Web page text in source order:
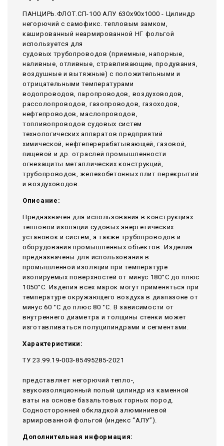
ПАНЦИРЬ.ФЛОТ.СП-100 АЛУ 630x90x1000 - Цилиндр
негорючий c самофикс. тепловым замком,
кашированный неармированной НГ фольгой
используется для
судовых трубопроводов (приемные, напорные,
наливные, отливные, стравливающие, продувания,
воздушные и вытяжные) с положительными и
отрицательными температурами
водопроводов, паропроводов, воздуховодов,
рассолопроводов, газопроводов, газоходов,
нефтепроводов, маслопроводов,
топливопроводов судовых систем
технологических аппаратов предприятий
химической, нефтеперерабатывающей, газовой,
пищевой и др. отраслей промышленности
огнезащиты металлических конструкций,
трубопроводов, железобетонных плит перекрытий
и воздуховодов.
Описание:
Предназначен для использования в конструкциях
тепловой изоляции судовых энергетических
установок и систем, а также трубопроводов и
оборудования промышленных объектов. Изделия
предназначены для использования в
промышленной изоляции при температуре
изолируемых поверхностей от минус 180°С до плюс
1050°С. Изделия всех марок могут применяться при
температуре окружающего воздуха в диапазоне от
минус 60 °С до плюс 80 °С. В зависимости от
внутреннего диаметра и толщины стенки может
изготавливаться полуцилиндрами и сегментами.
Характеристики:
ТУ 23.99.19-003-85495285-2021
представляет негорючий тепло-,
звукоизоляционный полый цилиндр из каменной
ваты на основе базальтовых горных пород.
Содносторонней обкладкой алюминиевой
армированной фольгой (индекс “АЛУ”).
Дополнительная информация: